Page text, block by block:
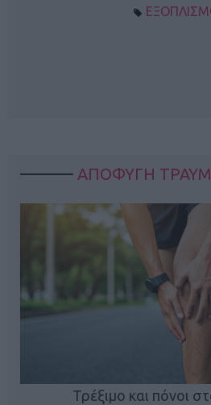
ΑΠΟΦΥΓΗ
Τρέξιμο και πόνοι